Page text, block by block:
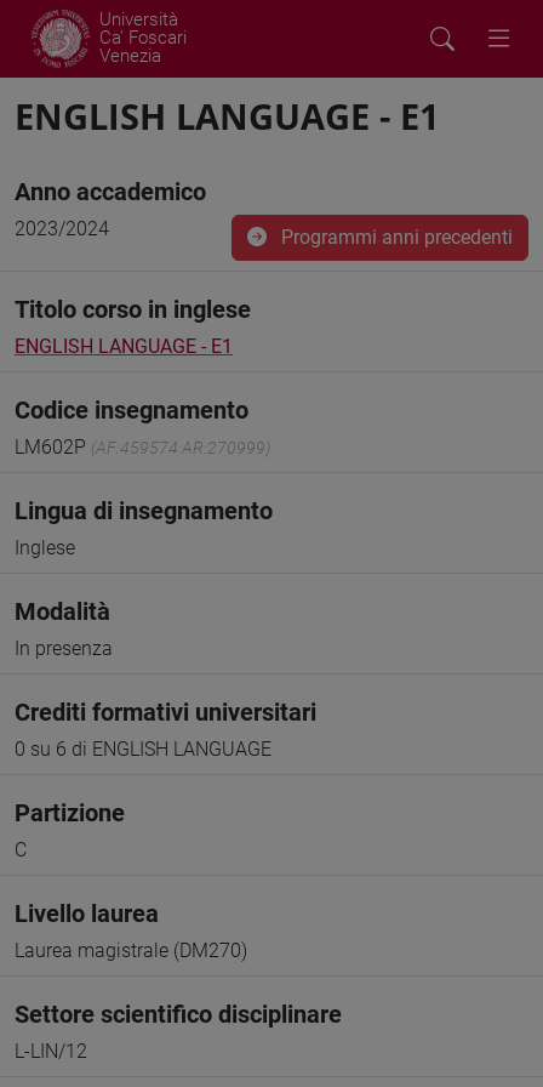
Università
Ca' Foscari
Venezia
ENGLISH LANGUAGE - E1
Anno accademico
2023/2024 Programmi anni precedenti
Titolo corso in inglese
ENGLISH LANGUAGE - E1
Codice insegnamento
LM602P (AF:459574 AR:270999)
Lingua di insegnamento
Inglese
Modalità
In presenza
Crediti formativi universitari
0 su 6 di ENGLISH LANGUAGE
Partizione
C
Livello laurea
Laurea magistrale (DM270)
Settore scientifico disciplinare
L-LIN/12